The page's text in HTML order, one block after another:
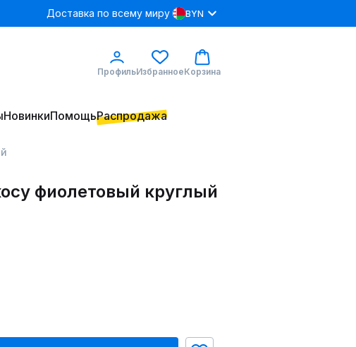
Доставка по всему миру BYN
ПрофильИзбранноеКорзина
НовинкиПомощьРаспродажа
фиолетовый круглый